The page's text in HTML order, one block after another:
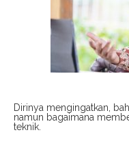
Dirinya mengingatkan,
namun bagaimana
teknik.